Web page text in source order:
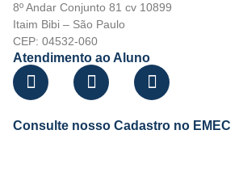
8º Andar Conjunto 81 cv 10899
Itaim Bibi – São Paulo
CEP: 04532-060
Atendimento ao Aluno
Consulte nosso Cadastro no EMEC